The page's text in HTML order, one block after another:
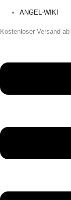
ANGEL-WIKI
Kostenloser Versand ab